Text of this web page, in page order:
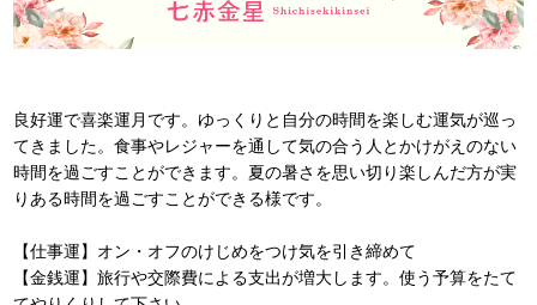
良好運で喜楽運月です。ゆっくりと自分の時間を楽しむ運気が巡っ
てきました。食事やレジャーを通して気の合う人とかけがえのない
時間を過ごすことができます。夏の暑さを思い切り楽しんだ方が実
りある時間を過ごすことができる様です。
【仕事運】オン・オフのけじめをつけ気を引き締めて
【金銭運】旅行や交際費による支出が増大します。使う予算をたて